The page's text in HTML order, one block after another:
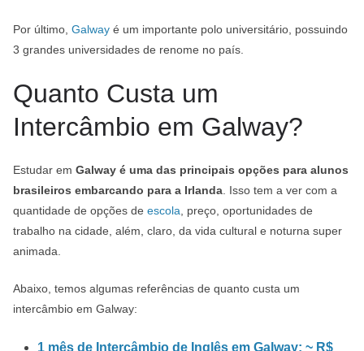
Por último, Galway é um importante polo universitário, possuindo
3 grandes universidades de renome no país.
Quanto Custa um
Intercâmbio em Galway?
Estudar em Galway é uma das principais opções para alunos
brasileiros embarcando para a Irlanda. Isso tem a ver com a
quantidade de opções de escola, preço, oportunidades de
trabalho na cidade, além, claro, da vida cultural e noturna super
animada.
Abaixo, temos algumas referências de quanto custa um
intercâmbio em Galway:
1 mês de Intercâmbio de Inglês em Galway: ~ R$